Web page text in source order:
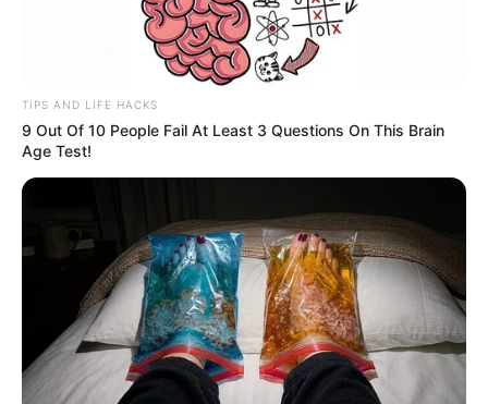
TIPS AND LIFE HACKS
9 Out Of 10 People Fail At Least 3 Questions On This Brain
Age Test!